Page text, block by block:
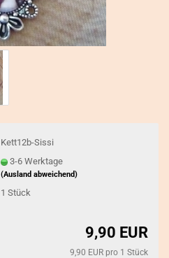
Kett12b-Sissi
3-6 Werktage
(Ausland abweichend)
1 Stück
9,90 EUR
9,90 EUR pro 1 Stück